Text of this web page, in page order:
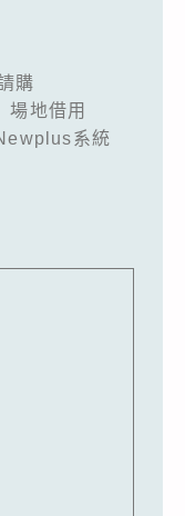
購
場地借用
系統